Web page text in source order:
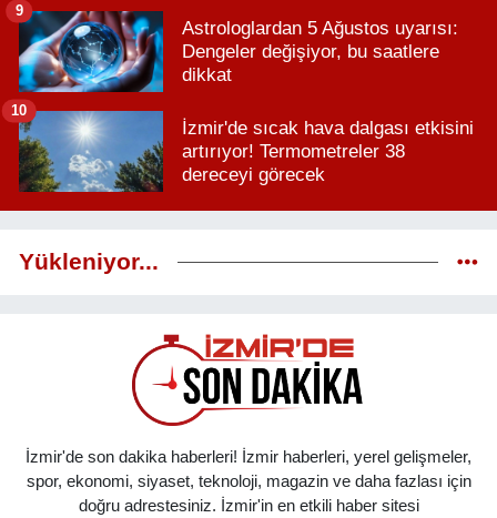
Astrologlardan 5 Ağustos uyarısı:
Dengeler değişiyor, bu saatlere
dikkat
9
İzmir'de sıcak hava dalgası etkisini
artırıyor! Termometreler 38
dereceyi görecek
10
Yükleniyor...
İzmir'de son dakika haberleri! İzmir haberleri, yerel gelişmeler,
spor, ekonomi, siyaset, teknoloji, magazin ve daha fazlası için
doğru adrestesiniz. İzmir'in en etkili haber sitesi